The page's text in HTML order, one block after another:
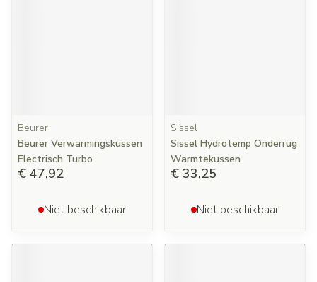
Beurer
Beurer Verwarmingskussen
Electrisch Turbo
€ 47,92
Niet beschikbaar
Sissel
Sissel Hydrotemp Onderrug
Warmtekussen
€ 33,25
Niet beschikbaar